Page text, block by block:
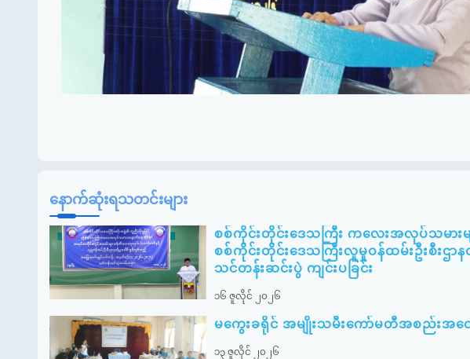
နောက်ဆုံးရသတင်းများ
စစ်ကိုင်းတိုင်းဒေသကြီး ကလေးအလုပ်သမားမ
စစ်ကိုင်းတိုင်းဒေသကြီးလူမှုဝန်ထမ်းဦးစီးဌ
သင်တန်းဆင်းပွဲ ကျင်းပခြင်း
၁၆ ဇူလိုင် ၂၀၂၆
မကွေးခရိုင် အမျိုးသမီးကော်မတီအစည်းအဝေ
၁၃ ဇူလိုင် ၂၀၂၆